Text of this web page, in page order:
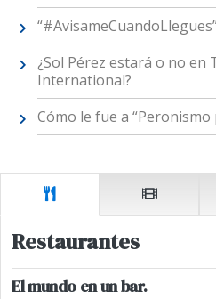
¿Sol Pérez estará o no en
International?
Cómo le fue a
Restaurantes
El mundo en un bar.